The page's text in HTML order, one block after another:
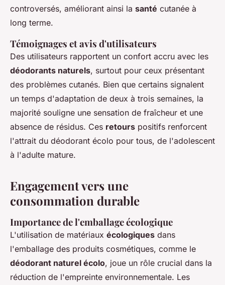
controversés, améliorant ainsi la santé cutanée à
long terme.
Témoignages et avis d'utilisateurs
Des utilisateurs rapportent un confort accru avec les
déodorants naturels, surtout pour ceux présentant
des problèmes cutanés. Bien que certains signalent
un temps d'adaptation de deux à trois semaines, la
majorité souligne une sensation de fraîcheur et une
absence de résidus. Ces retours positifs renforcent
l'attrait du déodorant écolo pour tous, de l'adolescent
à l'adulte mature.
Engagement vers une
consommation durable
Importance de l'emballage écologique
L'utilisation de matériaux écologiques dans
l'emballage des produits cosmétiques, comme le
déodorant naturel écolo, joue un rôle crucial dans la
réduction de l'empreinte environnementale. Les